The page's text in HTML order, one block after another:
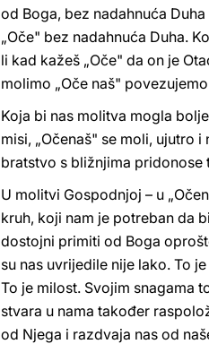
od Boga, bez nadahnuća
„Oče" bez nadahnuća Duha.
li kad kažeš „Oče" da on je
molimo „Oče naš"
Koja bi nas molitva mogla
misi, „Očenaš" se moli, ujutro
bratstvo s bližnjima pridonose
U molitvi Gospodnjoj – u
kruh, koji nam je potreban da
dostojni primiti od Boga
su nas uvrijedile nije lako. To
To je milost. Svojim snagama
stvara u nama također
od Njega i razdvaja nas od